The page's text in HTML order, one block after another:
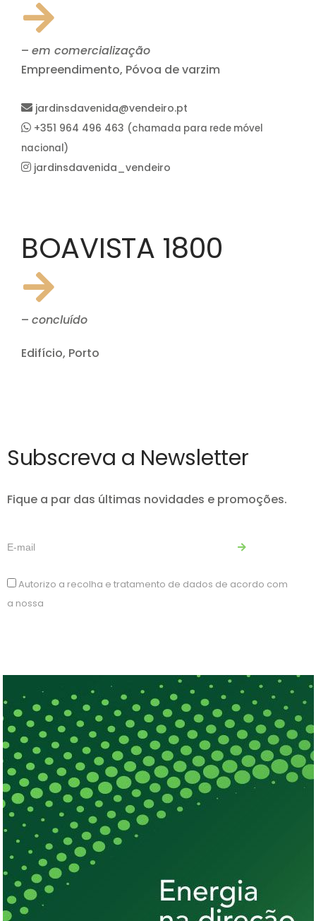
– em comercialização
Empreendimento, Póvoa de varzim
jardinsdavenida@vendeiro.pt
+351 964 496 463 (chamada para rede móvel
nacional)
jardinsdavenida_vendeiro
BOAVISTA 1800
– concluído
Edifício, Porto
Subscreva a Newsletter
Fique a par das últimas novidades e promoções.
Autorizo a recolha e tratamento de dados de acordo com
a nossa